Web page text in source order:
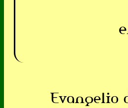
Evangelio